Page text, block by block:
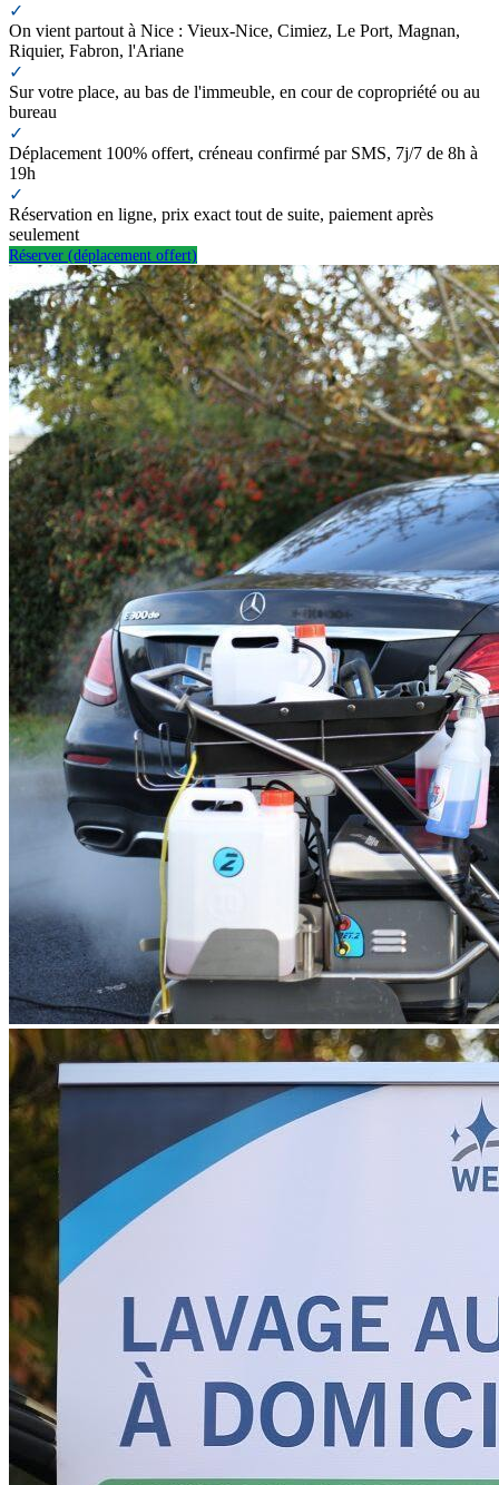
✓
On vient partout à Nice : Vieux-Nice, Cimiez, Le Port, Magnan,
Riquier, Fabron, l'Ariane
✓
Sur votre place, au bas de l'immeuble, en cour de copropriété ou au
bureau
✓
Déplacement 100% offert, créneau confirmé par SMS, 7j/7 de 8h à
19h
✓
Réservation en ligne, prix exact tout de suite, paiement après
seulement
Réserver (déplacement offert)